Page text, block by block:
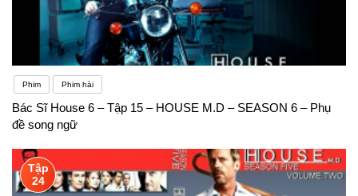
Phim Phim hài
Bác Sĩ House 6 – Tập 15 – HOUSE M.D – SEASON 6 – Phụ
đề song ngữ
Tập
24